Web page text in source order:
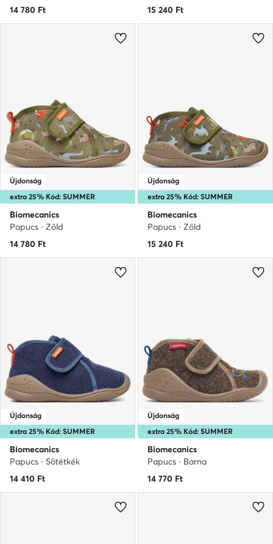
14 780 Ft
15 240 Ft
extra 25% Kód: SUMMER
Újdonság
Biomecanics
Papucs · Zöld
14 780 Ft
extra 25% Kód: SUMMER
Újdonság
Biomecanics
Papucs · Zöld
15 240 Ft
extra 25% Kód: SUMMER
Újdonság
Biomecanics
Papucs · Sötétkék
14 410 Ft
extra 25% Kód: SUMMER
Újdonság
Biomecanics
Papucs · Barna
14 770 Ft